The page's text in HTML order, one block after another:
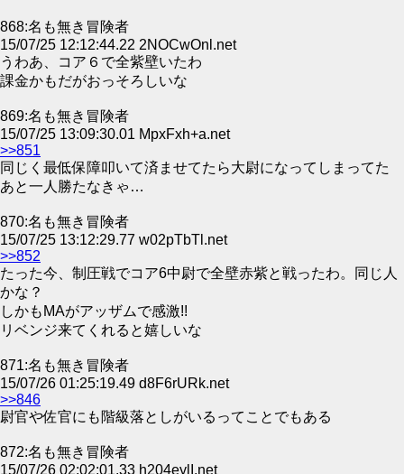
868:名も無き冒険者
15/07/25 12:12:44.22 2NOCwOnl.net
うわあ、コア６で全紫壁いたわ
課金かもだがおっそろしいな
869:名も無き冒険者
15/07/25 13:09:30.01 MpxFxh+a.net
>>851
同じく最低保障叩いて済ませてたら大尉になってしまってた
あと一人勝たなきゃ…
870:名も無き冒険者
15/07/25 13:12:29.77 w02pTbTl.net
>>852
たった今、制圧戦でコア6中尉で全壁赤紫と戦ったわ。同じ人
かな？
しかもMAがアッザムで感激!!
リベンジ来てくれると嬉しいな
871:名も無き冒険者
15/07/26 01:25:19.49 d8F6rURk.net
>>846
尉官や佐官にも階級落としがいるってことでもある
872:名も無き冒険者
15/07/26 02:02:01.33 h204eylI.net